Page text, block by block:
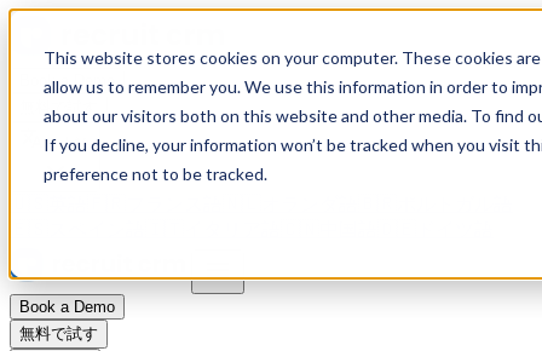
This website stores cookies on your computer. These cookies
allow us to remember you. We use this information in order to
about our visitors both on this website and other media. To find
If you decline, your information won’t be tracked when you visit
preference not to be tracked.
Book a Demo
無料で試す
日本語
Book a Demo
無料で試す